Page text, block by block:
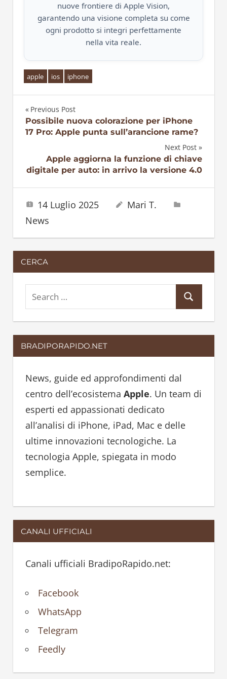
nuove frontiere di Apple Vision,
garantendo una visione completa su come
ogni prodotto si integri perfettamente
nella vita reale.
apple ios iphone
Navigazione
Previous Post
Possibile nuova colorazione per iPhone
17 Pro: Apple punta sull’arancione rame?
Next Post
Apple aggiorna la funzione di chiave
digitale per auto: in arrivo la versione 4.0
14 Luglio 2025
Mari T.
News
CERCA
e
a
r
c
e
a
BRADIPORAPIDO.NET
News, guide ed approfondimenti dal
centro dell’ecosistema Apple. Un team di
esperti ed appassionati dedicato
all’analisi di iPhone, iPad, Mac e delle
ultime innovazioni tecnologiche. La
tecnologia Apple, spiegata in modo
semplice.
CANALI UFFICIALI
Canali ufficiali BradipoRapido.net:
Facebook
WhatsApp
Telegram
Feedly